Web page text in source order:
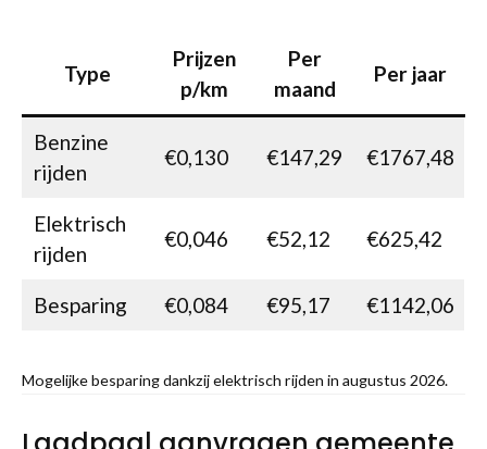
Type
Prijzen
p/km
Per
maand
Per jaar
Benzine
rijden
€0,130 €147,29 €1767,48
Elektrisch
rijden
€0,046 €52,12 €625,42
Besparing €0,084 €95,17 €1142,06
Mogelijke besparing dankzij elektrisch rijden in augustus 2026.